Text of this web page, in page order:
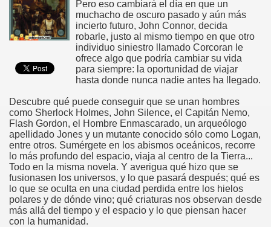
Pero eso cambiará el día en que un
muchacho de oscuro pasado y aún más
incierto futuro, John Connor, decida
robarle, justo al mismo tiempo en que otro
individuo siniestro llamado Corcoran le
ofrece algo que podría cambiar su vida
para siempre: la oportunidad de viajar
hasta donde nunca nadie antes ha llegado.
Descubre qué puede conseguir que se unan hombres
como Sherlock Holmes, John Silence, el Capitán Nemo,
Flash Gordon, el Hombre Enmascarado, un arqueólogo
apellidado Jones y un mutante conocido sólo como Logan,
entre otros. Sumérgete en los abismos oceánicos, recorre
lo más profundo del espacio, viaja al centro de la Tierra...
Todo en la misma novela. Y averigua qué hizo que se
fusionasen los universos, y lo que pasará después; qué es
lo que se oculta en una ciudad perdida entre los hielos
polares y de dónde vino; qué criaturas nos observan desde
más allá del tiempo y el espacio y lo que piensan hacer
con la humanidad.